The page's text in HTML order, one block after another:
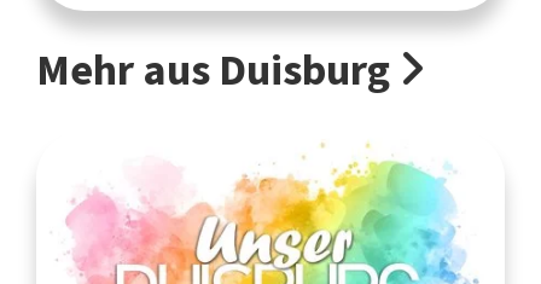
Mehr aus Duisburg